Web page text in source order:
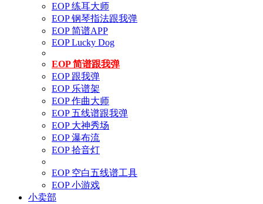
EOP 练耳大师
EOP 钢琴指法跟我弹
EOP 简谱APP
EOP Lucky Dog
EOP 简谱跟我弹
EOP 跟我弹
EOP 乐谱架
EOP 作曲大师
EOP 五线谱跟我弹
EOP 大神秀场
EOP 瀑布流
EOP 拾音灯
EOP 空白五线谱工具
EOP 小游戏
小卖部